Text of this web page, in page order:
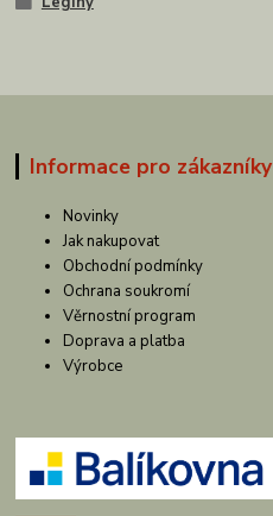
Informace pro zákazníky
Novinky
Jak nakupovat
Obchodní podmínky
Ochrana soukromí
Věrnostní program
Doprava a platba
Výrobce